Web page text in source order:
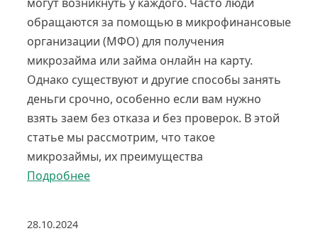
обращаются за помощью в микрофинансовые
организации (МФО) для получения
микрозайма или займа онлайн на карту.
Однако существуют и другие способы занять
деньги срочно, особенно если вам нужно
взять заем без отказа и без проверок. В этой
статье мы рассмотрим, что такое
микрозаймы, их преимущества
Подробнее
28.10.2024